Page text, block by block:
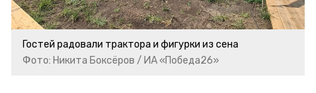
Гостей радовали трактора и фигурки из сена
Фото: Никита Боксёров / ИА «Победа26»